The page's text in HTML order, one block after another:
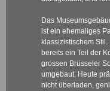
Das
ist ein ehemaliges
klassizistischem
bereits ein Teil der
grossen Brüsseler
umgebaut. Heute
nicht überladen,